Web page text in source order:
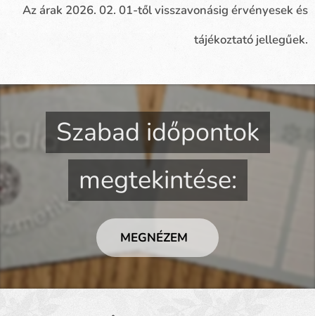
Az árak 2026. 02. 01-től visszavonásig érvényesek és
tájékoztató jellegűek.
Szabad időpontok
megtekintése:
MEGNÉZEM